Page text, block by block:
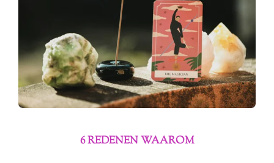
6 REDENEN WAAROM